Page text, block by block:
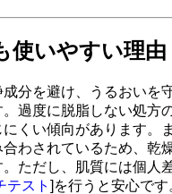
使いやすい理由
分を避け、うるおいを
。過度に脱脂しない処方
くい傾向があります。
わされているため、乾
ただし、肌質には個人
テスト ]を行うと安心です